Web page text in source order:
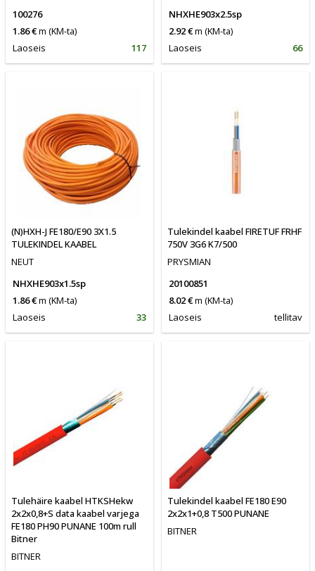
100276
1.86 €m (KM-ta)
Laoseis
117
NHXHE903x2.5sp
2.92 €m (KM-ta)
Laoseis
66
(N)HXH-J FE180/E90 3X1.5
TULEKINDEL KAABEL
NEUT
NHXHE903x1.5sp
1.86 €m (KM-ta)
Laoseis
33
Tulekindel kaabel FIRETUF FRHF
750V 3G6 K7/500
PRYSMIAN
20100851
8.02 €m (KM-ta)
Laoseis
tellitav
Tulehäire kaabel HTKSHekw
2x2x0,8+S data kaabel varjega
FE180 PH90 PUNANE 100m rull
Bitner
BITNER
Tulekindel kaabel FE180 E90
2x2x1+0,8 T500 PUNANE
BITNER